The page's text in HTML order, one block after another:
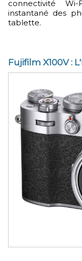
connectivité
instantané des
tablette.
Fujifilm X100V :